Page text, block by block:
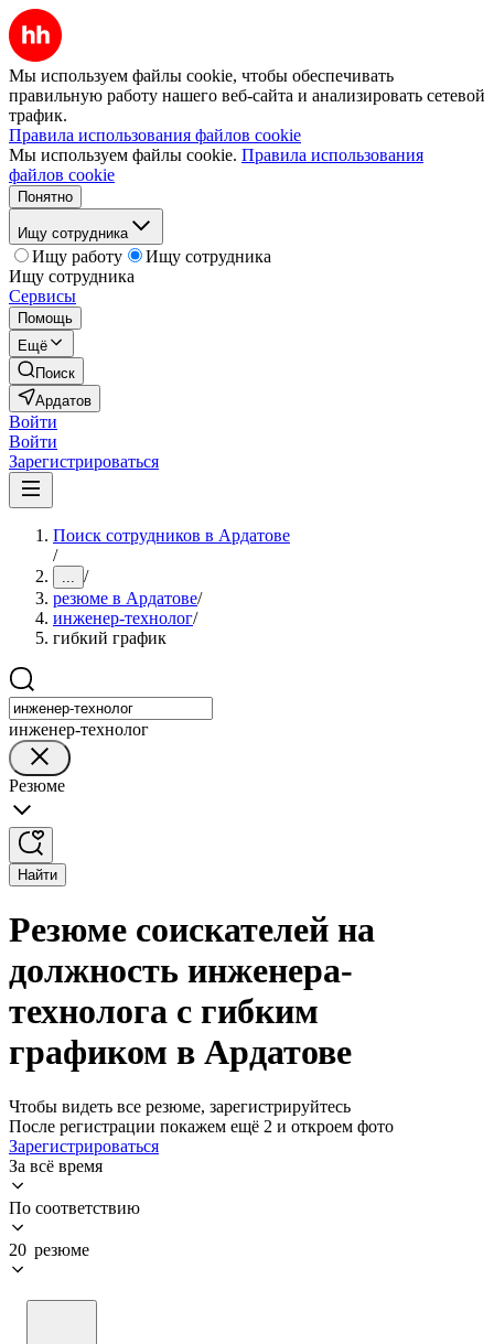
Мы используем файлы cookie, чтобы обеспечивать
правильную работу нашего веб-сайта и анализировать сетевой
трафик.
Правила использования файлов cookie
Мы используем файлы cookie. Правила использования
файлов cookie
Понятно
Ищу сотрудника
Ищу работу
Ищу сотрудника
Ищу сотрудника
Сервисы
Помощь
Ещё
Поиск
Ардатов
Войти
Войти
Зарегистрироваться
Поиск сотрудников в Ардатове
/
... /
резюме в Ардатове/
инженер-технолог/
гибкий график
инженер-технолог
Резюме
Найти
Резюме соискателей на
должность инженера-
технолога с гибким
графиком в Ардатове
Чтобы видеть все резюме, зарегистрируйтесь
После регистрации покажем ещё 2 и откроем фото
Зарегистрироваться
За всё время
По соответствию
20 резюме